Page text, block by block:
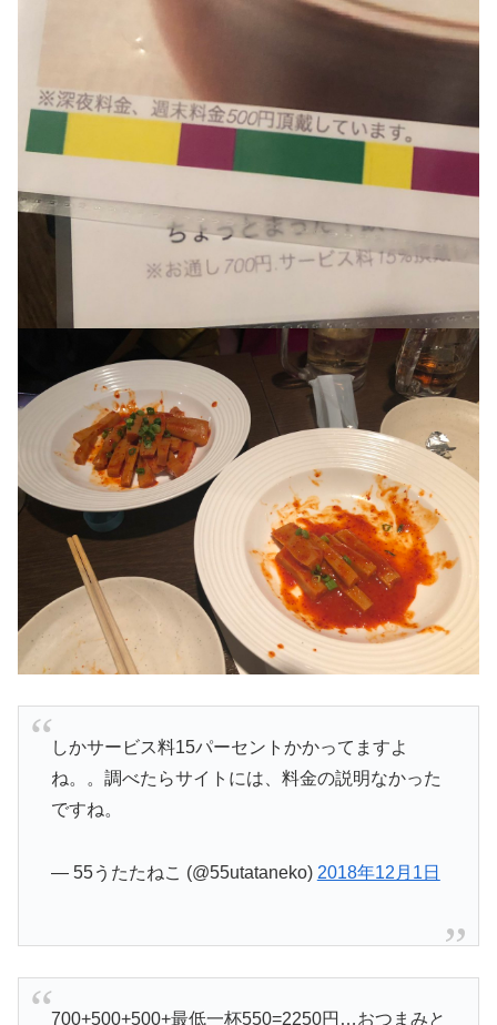
しかサービス料15パーセントかかってますよ
ね。。調べたらサイトには、料金の説明なかった
ですね。
— 55うたたねこ (@55utataneko) 2018年12月1日
700+500+500+最低一杯550=2250円…おつまみと